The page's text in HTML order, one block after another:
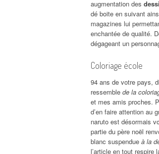
augmentation des
dé boite en suivant
magazines lui
enchantée de qualité.
dégageant un
Coloriage école
94 ans de votre pays,
ressemble de la
et mes amis proches.
d’en faire attention au
naruto est désormais
partie du père noël
blanc suspendue à la
l’article en tout respire